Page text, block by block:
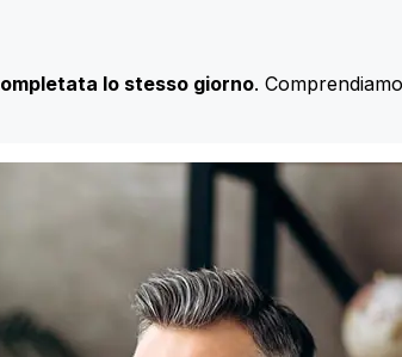
lo stesso giorno.